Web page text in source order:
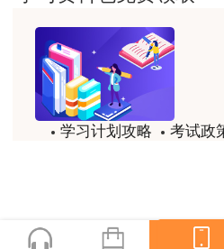
非常非常非常非常棒！！!！
用户xi****mo
土建计量这门课我听了门金
程，感觉各有千秋，正好取
时间是我们通过的保证，没
听王英老师的土建案例课程
学习计划攻略
考试政